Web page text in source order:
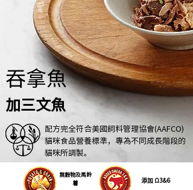
吞拿魚
加三文魚
配方完全符合美國飼料管理協會(AAFCO)
貓咪食品營養標準，專為不同成長階段的
貓咪所調製。
無穀物及馬鈴
薯
添加 Ω3&6